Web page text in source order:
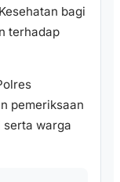
bagi
terhadap
pemeriksaan
serta warga